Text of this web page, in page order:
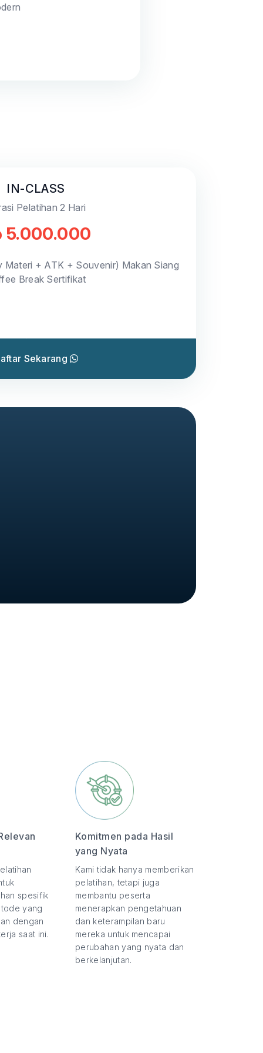
IN-CLASS
Pelatihan 2 Hari
5.000.000
Materi + ATK + Souvenir) Makan Siang
Break Sertifikat
Sekarang
spesifik
yang
dengan
saat ini.
Komitmen pada Hasil
yang Nyata
Kami tidak hanya memberikan
pelatihan, tetapi juga
membantu peserta
menerapkan pengetahuan
dan keterampilan baru
mereka untuk mencapai
perubahan yang nyata dan
berkelanjutan.